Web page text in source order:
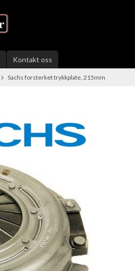
Kontakt oss
Sachs forsterket trykkplate, 215mm